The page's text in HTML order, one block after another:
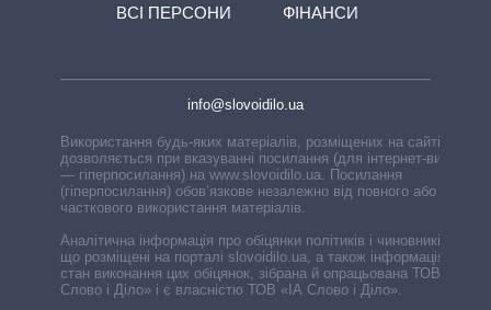
ВСІ ПЕРСОНИ
ФІНАНСИ
info@slovoidilo.ua
Використання будь-яких матеріалів, розміщених на сайті,
дозволяється при вказуванні посилання (для інтернет-видань
— гіперпосилання) на www.slovoidilo.ua. Посилання
(гіперпосилання) обов’язкове незалежно від повного або
часткового використання матеріалів.
Аналітична інформація про обіцянки політиків і чиновників,
що розміщені на порталі slovoidilo.ua, а також інформація про
стан виконання цих обіцянок, зібрана й опрацьована ТОВ «ІА
Слово і Діло» і є власністю ТОВ «ІА Слово і Діло».